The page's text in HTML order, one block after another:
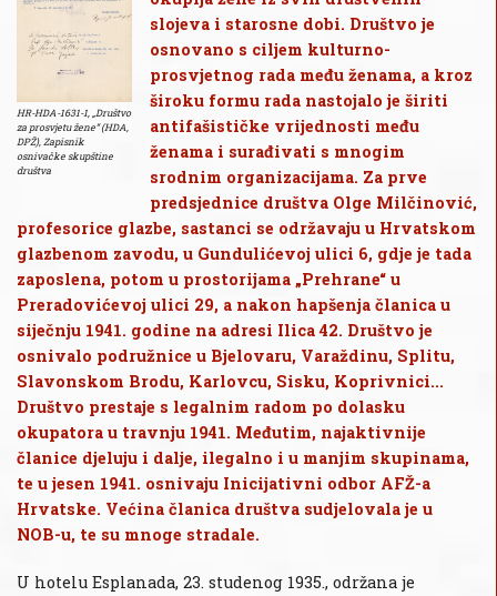
HR-HDA-1631-1, „Društvo
za prosvjetu žene“ (HDA,
DPŽ), Zapisnik
osnivačke skupštine
društva
slojeva i starosne dobi. Društvo je
osnovano s ciljem kulturno-
prosvjetnog rada među ženama, a kroz
široku formu rada nastojalo je širiti
antifašističke vrijednosti među
ženama i surađivati s mnogim
srodnim organizacijama. Za prve
predsjednice društva Olge Milčinović,
profesorice glazbe, sastanci se održavaju u Hrvatskom
glazbenom zavodu, u Gundulićevoj ulici 6, gdje je tada
zaposlena, potom u prostorijama „Prehrane“ u
Preradovićevoj ulici 29, a nakon hapšenja članica u
siječnju 1941. godine na adresi Ilica 42. Društvo je
osnivalo podružnice u Bjelovaru, Varaždinu, Splitu,
Slavonskom Brodu, Karlovcu, Sisku, Koprivnici...
Društvo prestaje s legalnim radom po dolasku
okupatora u travnju 1941. Međutim, najaktivnije
članice djeluju i dalje, ilegalno i u manjim skupinama,
te u jesen 1941. osnivaju Inicijativni odbor AFŽ-a
Hrvatske. Većina članica društva sudjelovala je u
NOB-u, te su mnoge stradale.
U hotelu Esplanada, 23. studenog 1935., održana je